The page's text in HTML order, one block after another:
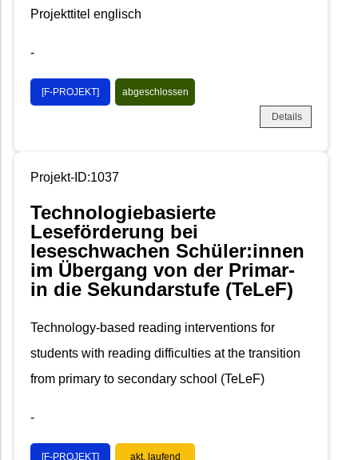
Projekttitel englisch
-
[F-PROJEKT] abgeschlossen
Details
Projekt-ID:1037
Technologiebasierte
Leseförderung bei
leseschwachen Schüler:innen
im Übergang von der Primar-
in die Sekundarstufe (TeLeF)
Technology‐based reading interventions for
students with reading difficulties at the transition
from primary to secondary school (TeLeF)
-
[F-PROJEKT] akt. laufend